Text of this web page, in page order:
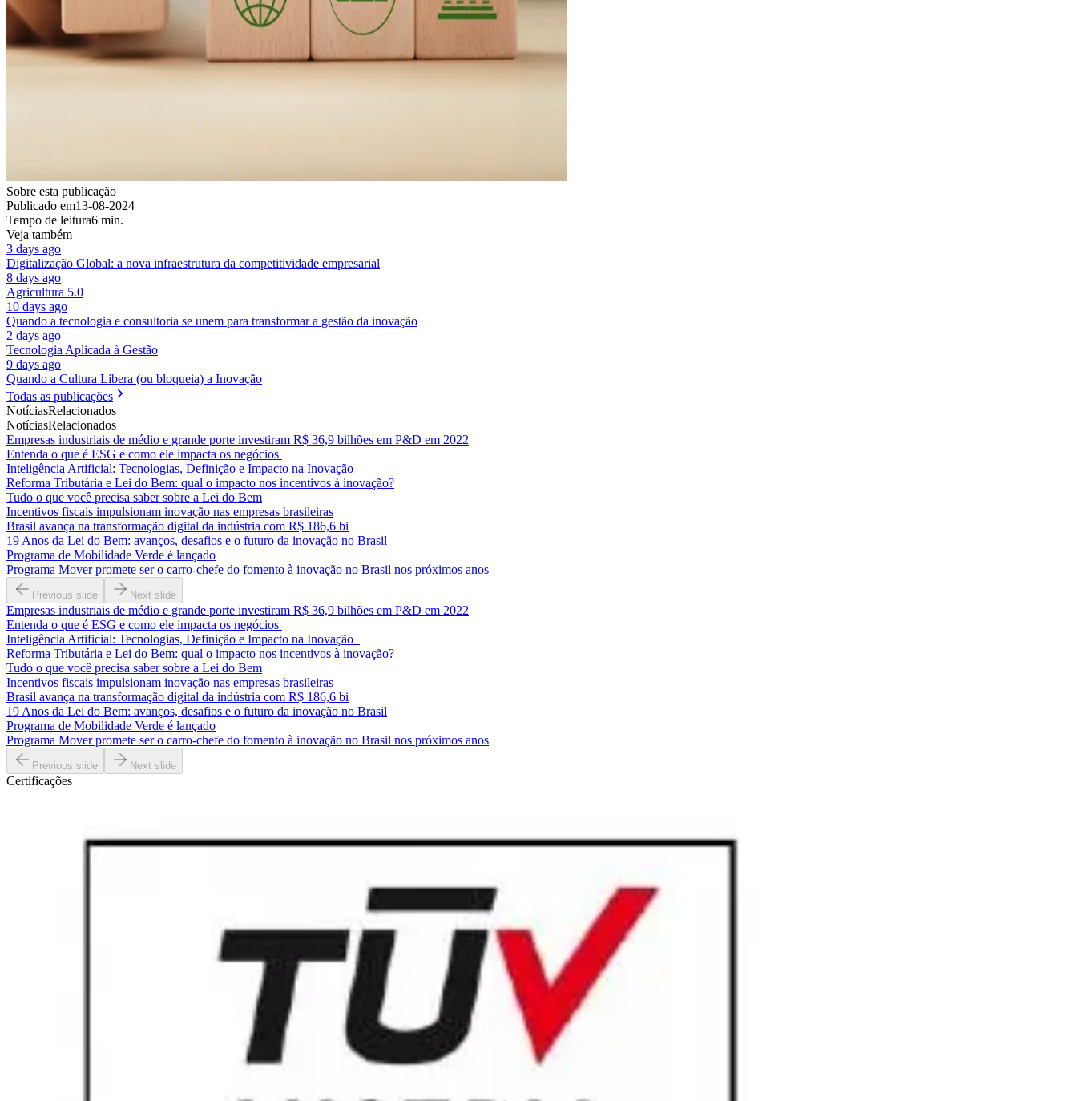
Sobre esta publicação
Publicado em13-08-2024
Tempo de leitura6 min.
Veja também
3 days ago
Digitalização Global: a nova infraestrutura da competitividade empresarial
8 days ago
Agricultura 5.0
10 days ago
Quando a tecnologia e consultoria se unem para transformar a gestão da inovação
2 days ago
Tecnologia Aplicada à Gestão
9 days ago
Quando a Cultura Libera (ou bloqueia) a Inovação
Todas as publicações
NotíciasRelacionados
NotíciasRelacionados
Empresas industriais de médio e grande porte investiram R$ 36,9 bilhões em P&D em 2022
Entenda o que é ESG e como ele impacta os negócios
Inteligência Artificial: Tecnologias, Definição e Impacto na Inovação
Reforma Tributária e Lei do Bem: qual o impacto nos incentivos à inovação?
Tudo o que você precisa saber sobre a Lei do Bem
Incentivos fiscais impulsionam inovação nas empresas brasileiras
Brasil avança na transformação digital da indústria com R$ 186,6 bi
19 Anos da Lei do Bem: avanços, desafios e o futuro da inovação no Brasil
Programa de Mobilidade Verde é lançado
Programa Mover promete ser o carro-chefe do fomento à inovação no Brasil nos próximos anos
Previous slide Next slide
Empresas industriais de médio e grande porte investiram R$ 36,9 bilhões em P&D em 2022
Entenda o que é ESG e como ele impacta os negócios
Inteligência Artificial: Tecnologias, Definição e Impacto na Inovação
Reforma Tributária e Lei do Bem: qual o impacto nos incentivos à inovação?
Tudo o que você precisa saber sobre a Lei do Bem
Incentivos fiscais impulsionam inovação nas empresas brasileiras
Brasil avança na transformação digital da indústria com R$ 186,6 bi
19 Anos da Lei do Bem: avanços, desafios e o futuro da inovação no Brasil
Programa de Mobilidade Verde é lançado
Programa Mover promete ser o carro-chefe do fomento à inovação no Brasil nos próximos anos
Previous slide Next slide
Certificações